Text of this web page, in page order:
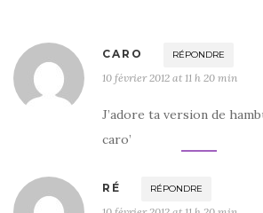
CARO RÉPONDRE
10 février 2012 at 11 h 20 min
J’adore ta version de
caro’
RÉ RÉPONDRE